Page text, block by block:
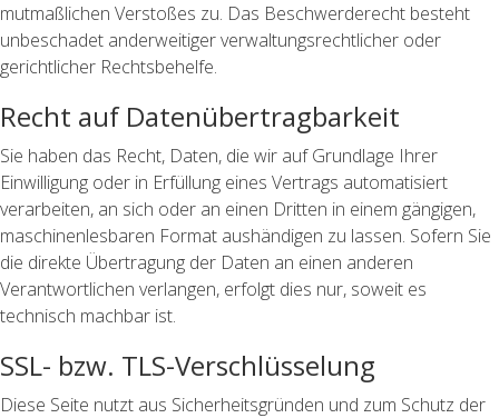
mutmaßlichen Verstoßes zu. Das Beschwerderecht besteht
unbeschadet anderweitiger verwaltungsrechtlicher oder
gerichtlicher Rechtsbehelfe.
Recht auf Datenübertragbarkeit
Sie haben das Recht, Daten, die wir auf Grundlage Ihrer
Einwilligung oder in Erfüllung eines Vertrags automatisiert
verarbeiten, an sich oder an einen Dritten in einem gängigen,
maschinenlesbaren Format aushändigen zu lassen. Sofern Sie
die direkte Übertragung der Daten an einen anderen
Verantwortlichen verlangen, erfolgt dies nur, soweit es
technisch machbar ist.
SSL- bzw. TLS-Verschlüsselung
Diese Seite nutzt aus Sicherheitsgründen und zum Schutz der